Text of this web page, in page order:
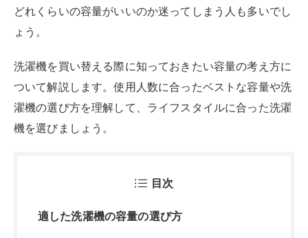
適した洗濯機の容量の選び方
洗濯容量と乾燥容量
縦型とドラム式の容量の違い
人数別の洗濯機のおすすめ容量
3～4人の家族なら8㎏以上
大家族・まとめ洗いが多いなら12㎏